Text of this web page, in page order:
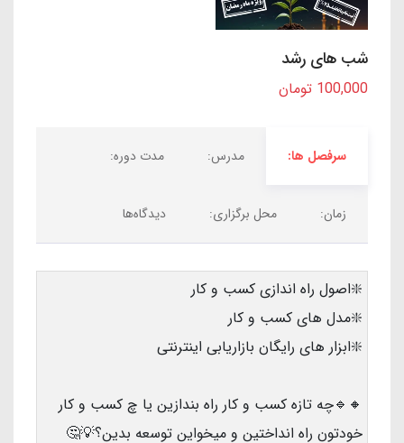
شب های رشد
100,000 تومان
سرفصل ها: مدرس: مدت دوره:
زمان: محل برگزاری: دیدگاه‌ها
❇️اصول راه اندازی کسب و کار
❇️مدل های کسب و کار
❇️ابزار های رایگان بازاریابی اینترنتی
🔸🔹چه تازه کسب و کار راه بندازین یا چ کسب و کار
خودتون راه انداختین و میخواین توسعه بدین؟💡🤔